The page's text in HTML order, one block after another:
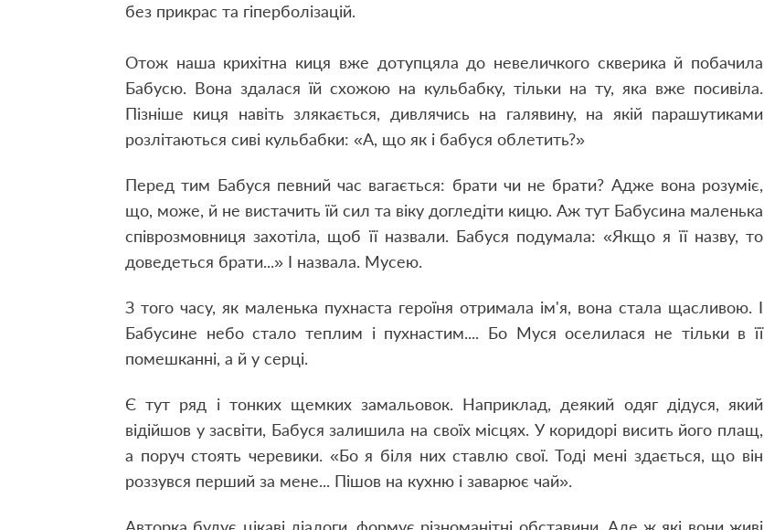
без прикрас та гіперболізацій.
Отож наша крихітна киця вже дотупцяла до невеличкого скверика й побачила
Бабусю. Вона здалася їй схожою на кульбабку, тільки на ту, яка вже посивіла.
Пізніше киця навіть злякається, дивлячись на галявину, на якій парашутиками
розлітаються сиві кульбабки: «А, що як і бабуся облетить?»
Перед тим Бабуся певний час вагається: брати чи не брати? Адже вона розуміє,
що, може, й не вистачить їй сил та віку догледіти кицю. Аж тут Бабусина маленька
співрозмовниця захотіла, щоб її назвали. Бабуся подумала: «Якщо я її назву, то
доведеться брати...» І назвала. Мусею.
З того часу, як маленька пухнаста героїня отримала ім'я, вона стала щасливою. І
Бабусине небо стало теплим і пухнастим.... Бо Муся оселилася не тільки в її
помешканні, а й у серці.
Є тут ряд і тонких щемких замальовок. Наприклад, деякий одяг дідуся, який
відійшов у засвіти, Бабуся залишила на своїх місцях. У коридорі висить його плащ,
а поруч стоять черевики. «Бо я біля них ставлю свої. Тоді мені здається, що він
роззувся перший за мене... Пішов на кухню і заварює чай».